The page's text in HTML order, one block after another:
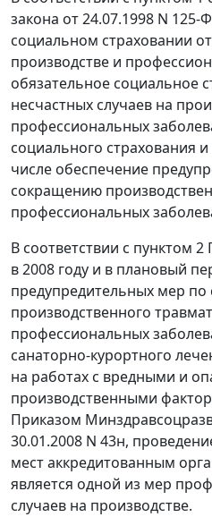
закона от 24.07.1998 N
социальном страховании
производстве и
обязательное социальное
несчастных случаев на
профессиональных
социального страхования
числе обеспечение
сокращению
профессиональных
В соответствии с пунктом 2
в 2008 году и в плановый
предупредительных мер
производственного
профессиональных
санаторно-курортного
на работах с вредными и
производственными
Приказом
30.01.2008 N 43н,
мест аккредитованным
является одной из мер
случаев на производстве.